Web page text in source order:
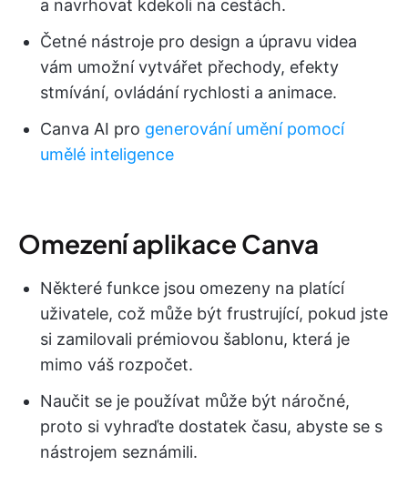
a navrhovat kdekoli na cestách.
Četné nástroje pro design a úpravu videa
vám umožní vytvářet přechody, efekty
stmívání, ovládání rychlosti a animace.
Canva AI pro generování umění pomocí
umělé inteligence
Omezení aplikace Canva
Některé funkce jsou omezeny na platící
uživatele, což může být frustrující, pokud jste
si zamilovali prémiovou šablonu, která je
mimo váš rozpočet.
Naučit se je používat může být náročné,
proto si vyhraďte dostatek času, abyste se s
nástrojem seznámili.